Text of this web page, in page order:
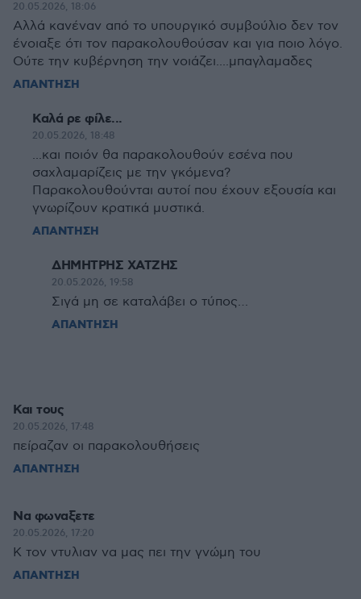
20.05.2026, 18:06
Αλλά κανέναν από το υπουργικό συμβούλιο δεν τον
ένοιαξε ότι τον παρακολουθούσαν και για ποιο λόγο.
Ούτε την κυβέρνηση την νοιάζει....μπαγλαμαδες
ΑΠΑΝΤΗΣΗ
Καλά ρε φίλε...
20.05.2026, 18:48
...και ποιόν θα παρακολουθούν εσένα που
σαχλαμαρίζεις με την γκόμενα?
Παρακολουθούνται αυτοί που έχουν εξουσία και
γνωρίζουν κρατικά μυστικά.
ΑΠΑΝΤΗΣΗ
ΔΗΜΗΤΡΗΣ ΧΑΤΖΗΣ
20.05.2026, 19:58
Σιγά μη σε καταλάβει ο τύπος…
ΑΠΑΝΤΗΣΗ
Και τους
20.05.2026, 17:48
πείραζαν οι παρακολουθήσεις
ΑΠΑΝΤΗΣΗ
Να φωναξετε
20.05.2026, 17:20
Κ τον ντυλιαν να μας πει την γνώμη του
ΑΠΑΝΤΗΣΗ